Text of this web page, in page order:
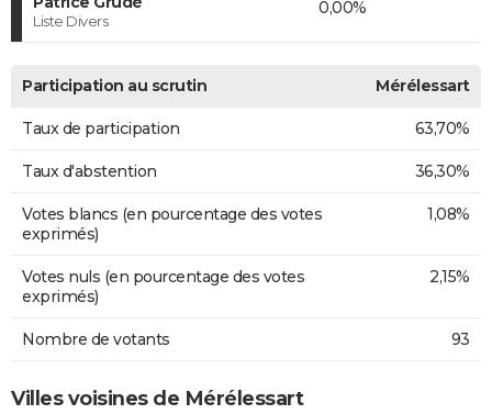
Liste Divers
0,00%
Participation au scrutin Mérélessart
Taux de participation 63,70%
Taux d'abstention 36,30%
Votes blancs (en pourcentage des votes
exprimés)
1,08%
Votes nuls (en pourcentage des votes
exprimés)
2,15%
Nombre de votants 93
Villes voisines de Mérélessart